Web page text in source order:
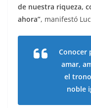
de nuestra riqueza,
ahora”, manifestó
Conocer
amar,
el
noble